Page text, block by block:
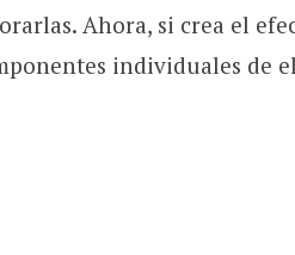
Ahora, si crea el
individuales de